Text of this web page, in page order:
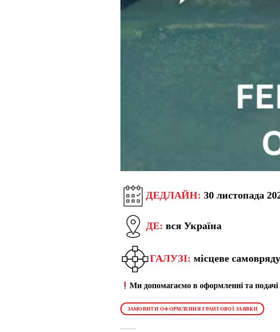
ДЕДЛАЙН: 30 листопада
ДЕ: вся Україна
ГАЛУЗІ: місцеве
Ми допомагаємо в оформленні та
ЗАМОВИТИ ОФОРМЛЕННЯ ГРАНТОВОЇ ЗАЯВКИ